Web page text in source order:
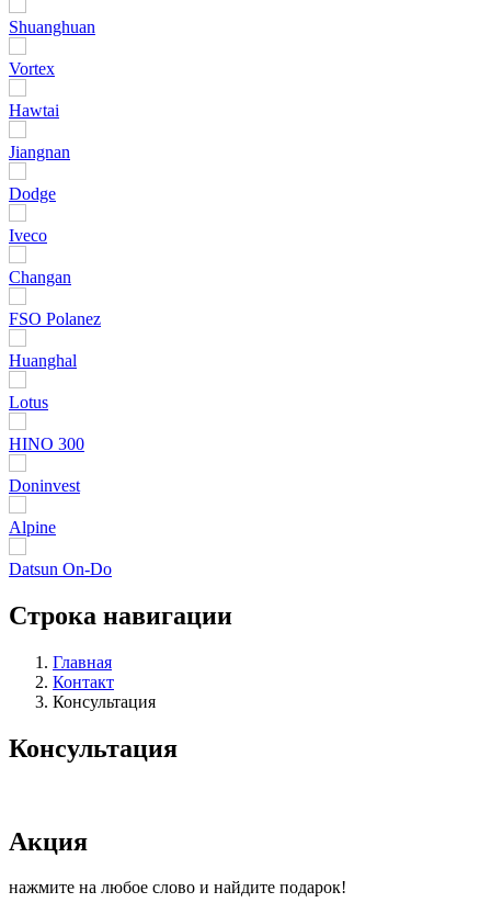
Shuanghuan
Vortex
Hawtai
Jiangnan
Dodge
Iveco
Changan
FSO Polanez
Huanghal
Lotus
HINO 300
Doninvest
Alpine
Datsun On-Do
Строка навигации
Главная
Контакт
Консультация
Консультация
Акция
нажмите на любое слово и найдите подарок!